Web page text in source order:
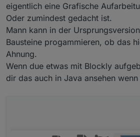
eigentlich eine Grafische
Oder zumindest gedacht ist.
Mann kann in der
Bausteine progammieren, ob das
Ahnung.
Wenn due etwas mit Blockly
dir das auch in Java ansehen